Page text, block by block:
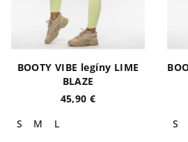
BOOTY VIBE legíny LIME
BLAZE
45,90 €
S
M L
S